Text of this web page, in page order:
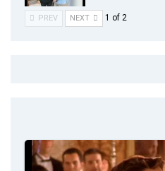
PREV NEXT 1 of 2